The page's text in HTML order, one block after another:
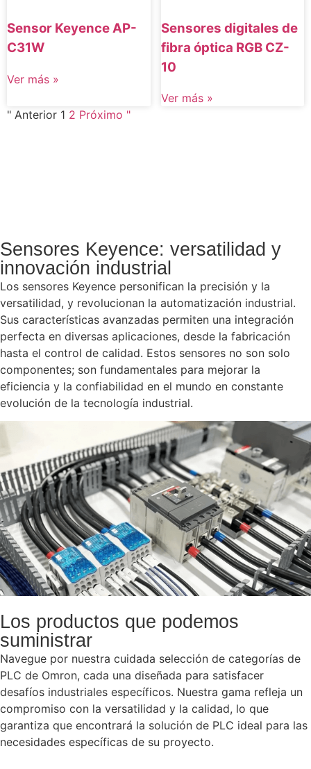
Sensor Keyence AP-
C31W
Ver más »
Sensores digitales de
fibra óptica RGB CZ-
10
Ver más »
" Anterior 1 2 Próximo "
Sensores Keyence: versatilidad y
innovación industrial
Los sensores Keyence personifican la precisión y la
versatilidad, y revolucionan la automatización industrial.
Sus características avanzadas permiten una integración
perfecta en diversas aplicaciones, desde la fabricación
hasta el control de calidad. Estos sensores no son solo
componentes; son fundamentales para mejorar la
eficiencia y la confiabilidad en el mundo en constante
evolución de la tecnología industrial.
Los productos que podemos
suministrar
Navegue por nuestra cuidada selección de categorías de
PLC de Omron, cada una diseñada para satisfacer
desafíos industriales específicos. Nuestra gama refleja un
compromiso con la versatilidad y la calidad, lo que
garantiza que encontrará la solución de PLC ideal para las
necesidades específicas de su proyecto.